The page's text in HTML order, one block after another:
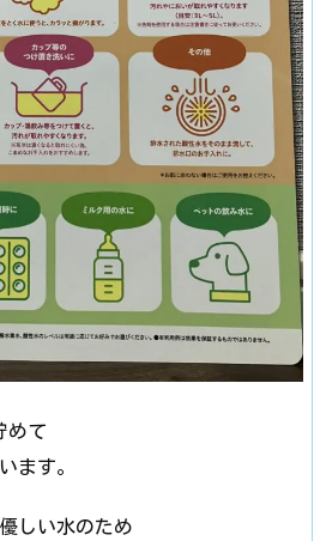
めて
ます。
しい水のため